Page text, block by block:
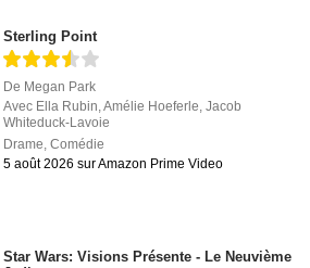
Sterling Point
De Megan Park
Avec Ella Rubin,Amélie Hoeferle,Jacob
Whiteduck-Lavoie
Drame,Comédie
5 août 2026 sur Amazon Prime Video
Star Wars: Visions Présente - Le Neuvième